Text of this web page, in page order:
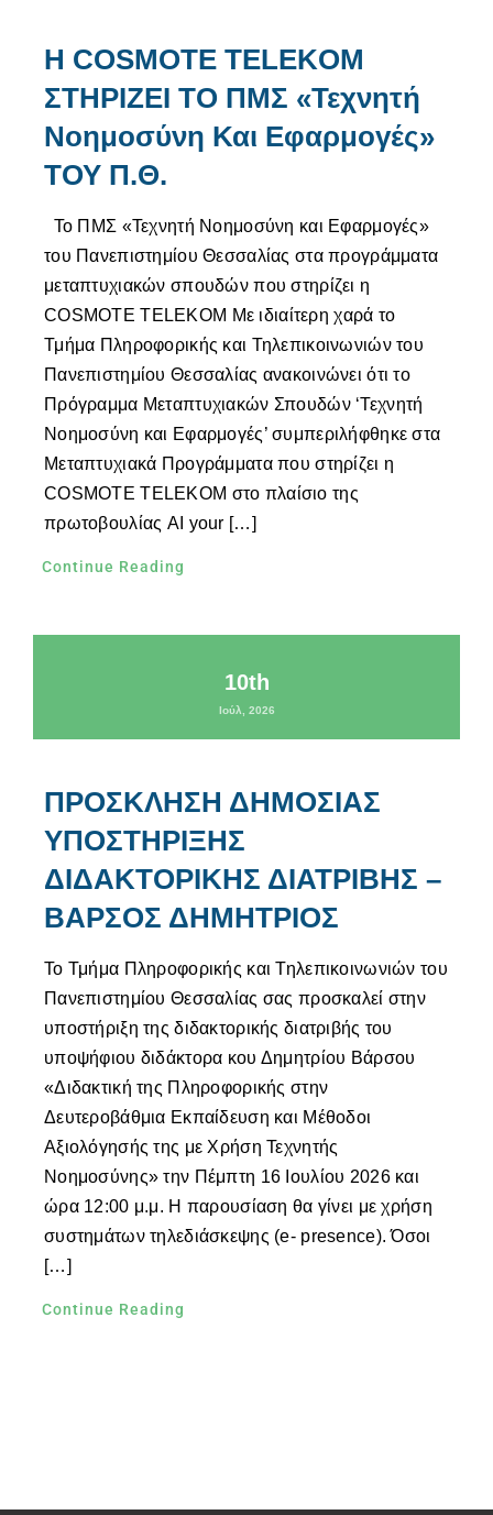
Η COSMOTE TELEKOM
ΣΤΗΡΙΖΕΙ ΤΟ ΠΜΣ «Τεχνητή
Νοημοσύνη Και Εφαρμογές»
ΤΟΥ Π.Θ.
Το ΠΜΣ «Τεχνητή Νοημοσύνη και Εφαρμογές»
του Πανεπιστημίου Θεσσαλίας στα προγράμματα
μεταπτυχιακών σπουδών που στηρίζει η
COSMOTE TELEKOM Με ιδιαίτερη χαρά το
Τμήμα Πληροφορικής και Τηλεπικοινωνιών του
Πανεπιστημίου Θεσσαλίας ανακοινώνει ότι το
Πρόγραμμα Μεταπτυχιακών Σπουδών ‘Τεχνητή
Νοημοσύνη και Εφαρμογές’ συμπεριλήφθηκε στα
Μεταπτυχιακά Προγράμματα που στηρίζει η
COSMOTE TELEKOM στο πλαίσιο της
πρωτοβουλίας AI your […]
Continue Reading
10th
Ιούλ, 2026
ΠΡΟΣΚΛΗΣΗ ΔΗΜΟΣΙΑΣ
ΥΠΟΣΤΗΡΙΞΗΣ
ΔΙΔΑΚΤΟΡΙΚΗΣ ΔΙΑΤΡΙΒΗΣ –
ΒΑΡΣΟΣ ΔΗΜΗΤΡΙΟΣ
Το Τμήμα Πληροφορικής και Τηλεπικοινωνιών του
Πανεπιστημίου Θεσσαλίας σας προσκαλεί στην
υποστήριξη της διδακτορικής διατριβής του
υποψήφιου διδάκτορα κου Δημητρίου Βάρσου
«Διδακτική της Πληροφορικής στην
Δευτεροβάθμια Εκπαίδευση και Μέθοδοι
Αξιολόγησής της με Χρήση Τεχνητής
Νοημοσύνης» την Πέμπτη 16 Ιουλίου 2026 και
ώρα 12:00 μ.μ. Η παρουσίαση θα γίνει με χρήση
συστημάτων τηλεδιάσκεψης (e- presence). Όσοι
[…]
Continue Reading